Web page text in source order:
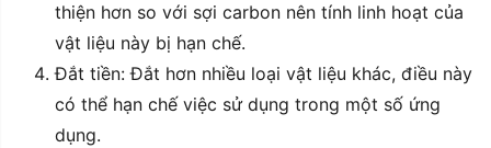
thiện hơn so với sợi carbon nên tính linh hoạt của
vật liệu này bị hạn chế.
Đắt tiền: Đắt hơn nhiều loại vật liệu khác, điều này
có thể hạn chế việc sử dụng trong một số ứng
dụng.